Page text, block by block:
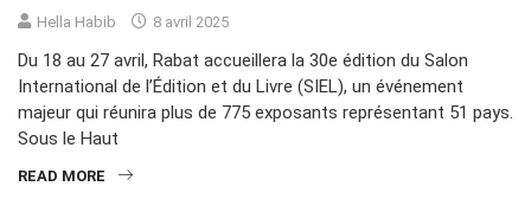
Hella Habib 8 avril 2025
Du 18 au 27 avril, Rabat accueillera la 30e édition du Salon
International de l’Édition et du Livre (SIEL), un événement
majeur qui réunira plus de 775 exposants représentant 51 pays.
Sous le Haut
READ MORE